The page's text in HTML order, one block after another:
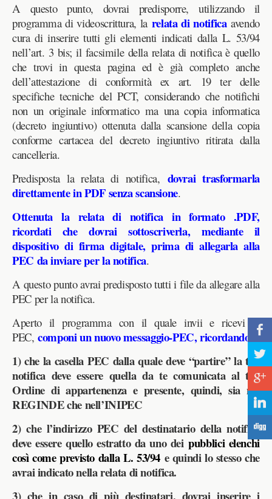
A questo punto, dovrai predisporre, utilizzando il
programma di videoscrittura, la relata di notifica avendo
cura di inserire tutti gli elementi indicati dalla L. 53/94
nell’art. 3 bis; il facsimile della relata di notifica è quello
che trovi in questa pagina ed è già completo anche
dell’attestazione di conformità ex art. 19 ter delle
specifiche tecniche del PCT, considerando che notifichi
non un originale informatico ma una copia informatica
(decreto ingiuntivo) ottenuta dalla scansione della copia
conforme cartacea del decreto ingiuntivo ritirata dalla
cancelleria.
Predisposta la relata di notifica, dovrai trasformarla
direttamente in PDF senza scansione.
Ottenuta la relata di notifica in formato .PDF,
ricordati che dovrai sottoscriverla, mediante il
dispositivo di firma digitale, prima di allegarla alla
PEC da inviare per la notifica.
A questo punto avrai predisposto tutti i file da allegare alla
PEC per la notifica.
Aperto il programma con il quale invii e ricevi le
PEC, componi un nuovo messaggio-PEC, ricordandoti:
1) che la casella PEC dalla quale deve “partire” la tua
notifica deve essere quella da te comunicata al tuo
Ordine di appartenenza e presente, quindi, sia nel
REGINDE che nell’INIPEC
2) che l’indirizzo PEC del destinatario della notifica
deve essere quello estratto da uno dei pubblici elenchi
così come previsto dalla L. 53/94 e quindi lo stesso che
avrai indicato nella relata di notifica.
3) che in caso di più destinatari, dovrai inserire i
b
a
c
j
F